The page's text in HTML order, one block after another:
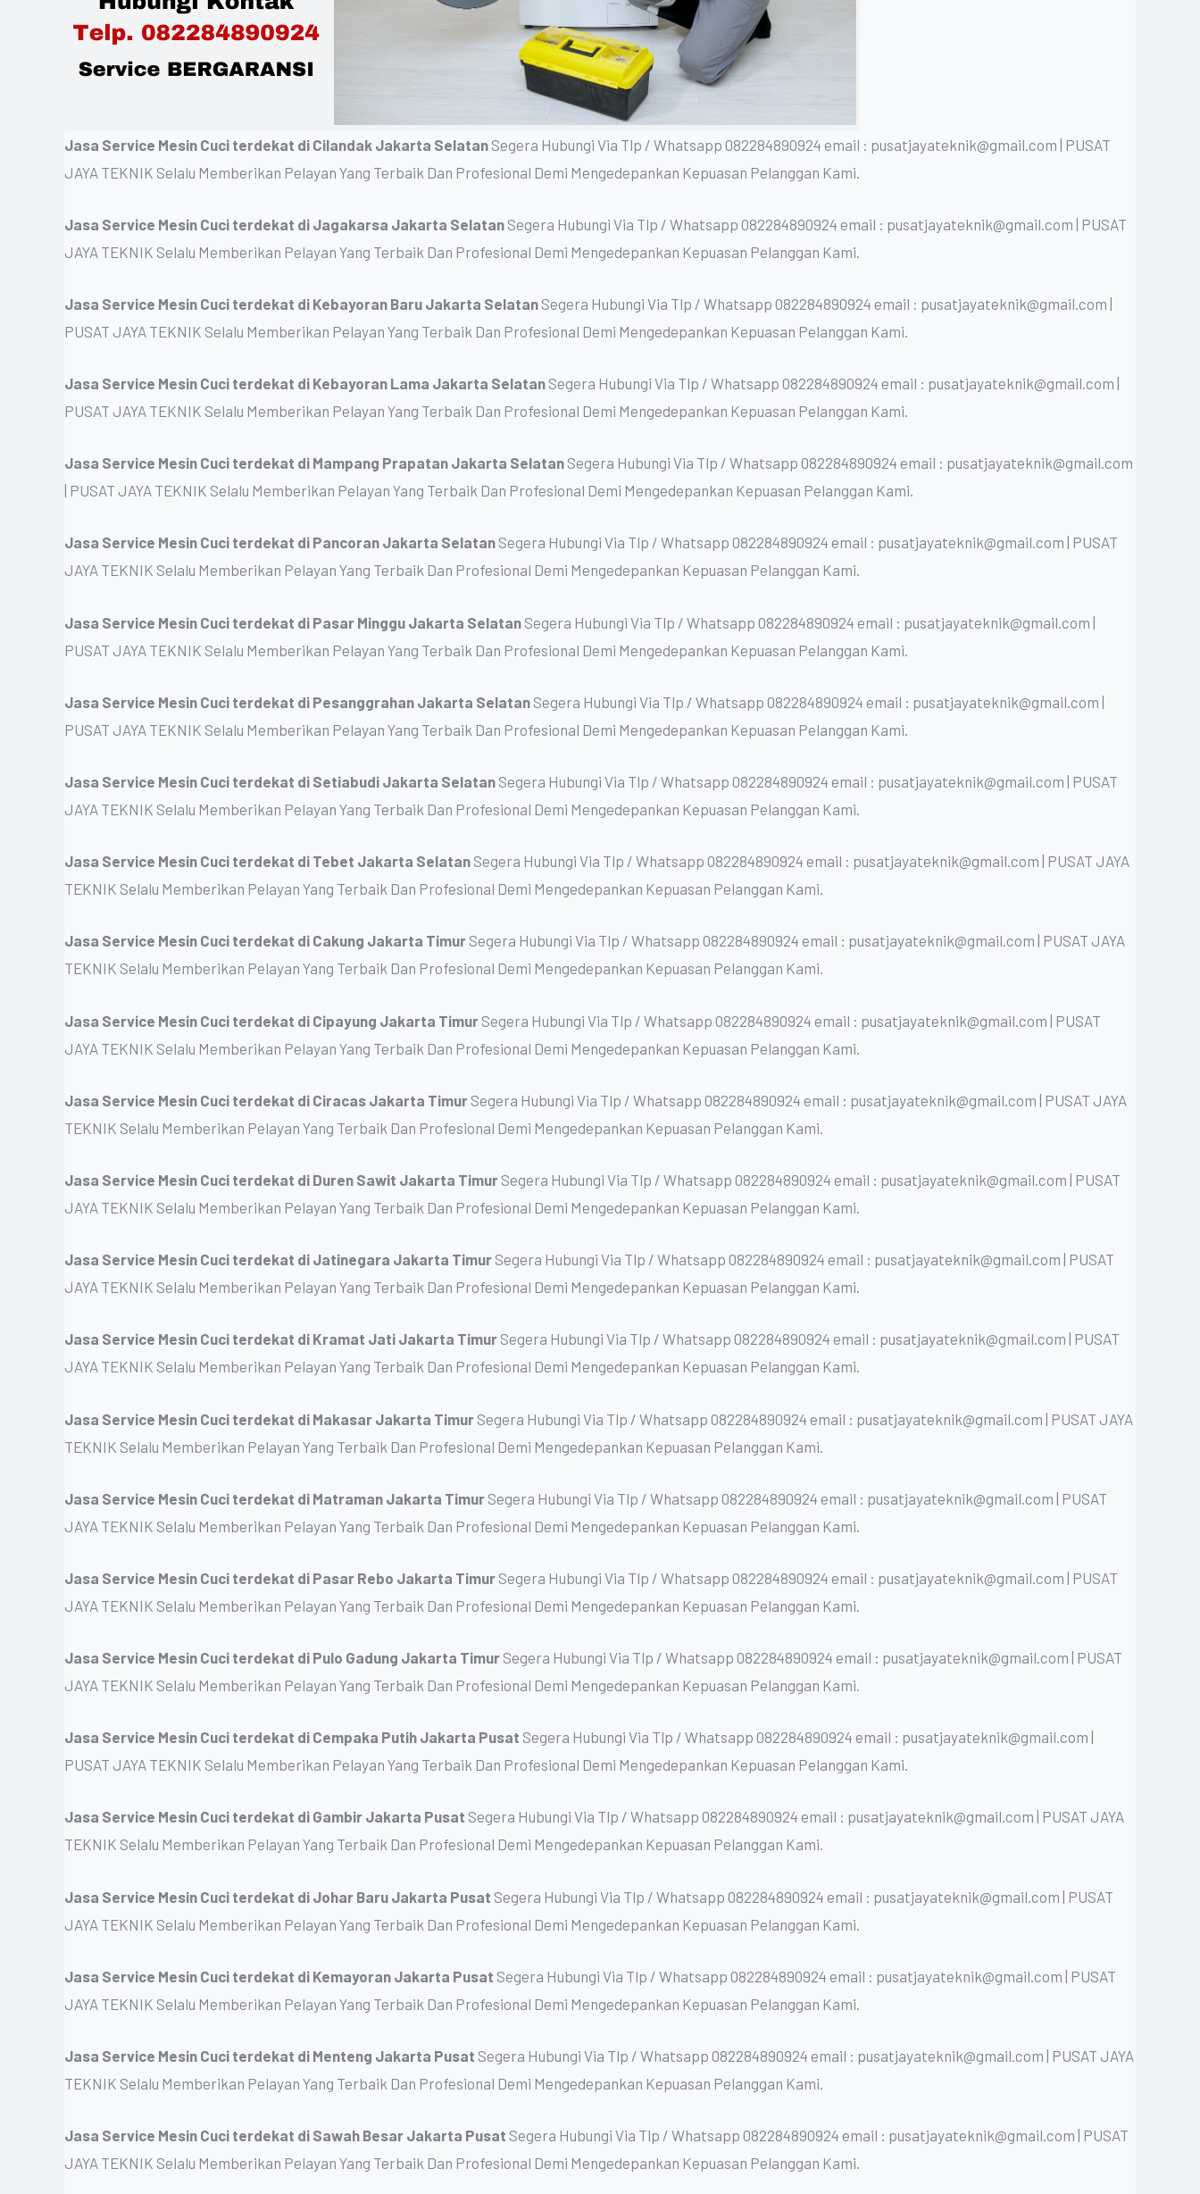
Jasa Service Mesin Cuci terdekat di Cilandak Jakarta Selatan Segera Hubungi Via Tlp / Whatsapp 082284890924 email : pusatjayateknik@gmail.com | PUSAT
JAYA TEKNIK Selalu Memberikan Pelayan Yang Terbaik Dan Profesional Demi Mengedepankan Kepuasan Pelanggan Kami.
Jasa Service Mesin Cuci terdekat di Jagakarsa Jakarta Selatan Segera Hubungi Via Tlp / Whatsapp 082284890924 email : pusatjayateknik@gmail.com | PUSAT
JAYA TEKNIK Selalu Memberikan Pelayan Yang Terbaik Dan Profesional Demi Mengedepankan Kepuasan Pelanggan Kami.
Jasa Service Mesin Cuci terdekat di Kebayoran Baru Jakarta Selatan Segera Hubungi Via Tlp / Whatsapp 082284890924 email : pusatjayateknik@gmail.com |
PUSAT JAYA TEKNIK Selalu Memberikan Pelayan Yang Terbaik Dan Profesional Demi Mengedepankan Kepuasan Pelanggan Kami.
Jasa Service Mesin Cuci terdekat di Kebayoran Lama Jakarta Selatan Segera Hubungi Via Tlp / Whatsapp 082284890924 email : pusatjayateknik@gmail.com |
PUSAT JAYA TEKNIK Selalu Memberikan Pelayan Yang Terbaik Dan Profesional Demi Mengedepankan Kepuasan Pelanggan Kami.
Jasa Service Mesin Cuci terdekat di Mampang Prapatan Jakarta Selatan Segera Hubungi Via Tlp / Whatsapp 082284890924 email : pusatjayateknik@gmail.com
| PUSAT JAYA TEKNIK Selalu Memberikan Pelayan Yang Terbaik Dan Profesional Demi Mengedepankan Kepuasan Pelanggan Kami.
Jasa Service Mesin Cuci terdekat di Pancoran Jakarta Selatan Segera Hubungi Via Tlp / Whatsapp 082284890924 email : pusatjayateknik@gmail.com | PUSAT
JAYA TEKNIK Selalu Memberikan Pelayan Yang Terbaik Dan Profesional Demi Mengedepankan Kepuasan Pelanggan Kami.
Jasa Service Mesin Cuci terdekat di Pasar Minggu Jakarta Selatan Segera Hubungi Via Tlp / Whatsapp 082284890924 email : pusatjayateknik@gmail.com |
PUSAT JAYA TEKNIK Selalu Memberikan Pelayan Yang Terbaik Dan Profesional Demi Mengedepankan Kepuasan Pelanggan Kami.
Jasa Service Mesin Cuci terdekat di Pesanggrahan Jakarta Selatan Segera Hubungi Via Tlp / Whatsapp 082284890924 email : pusatjayateknik@gmail.com |
PUSAT JAYA TEKNIK Selalu Memberikan Pelayan Yang Terbaik Dan Profesional Demi Mengedepankan Kepuasan Pelanggan Kami.
Jasa Service Mesin Cuci terdekat di Setiabudi Jakarta Selatan Segera Hubungi Via Tlp / Whatsapp 082284890924 email : pusatjayateknik@gmail.com | PUSAT
JAYA TEKNIK Selalu Memberikan Pelayan Yang Terbaik Dan Profesional Demi Mengedepankan Kepuasan Pelanggan Kami.
Jasa Service Mesin Cuci terdekat di Tebet Jakarta Selatan Segera Hubungi Via Tlp / Whatsapp 082284890924 email : pusatjayateknik@gmail.com | PUSAT JAYA
TEKNIK Selalu Memberikan Pelayan Yang Terbaik Dan Profesional Demi Mengedepankan Kepuasan Pelanggan Kami.
Jasa Service Mesin Cuci terdekat di Cakung Jakarta Timur Segera Hubungi Via Tlp / Whatsapp 082284890924 email : pusatjayateknik@gmail.com | PUSAT JAYA
TEKNIK Selalu Memberikan Pelayan Yang Terbaik Dan Profesional Demi Mengedepankan Kepuasan Pelanggan Kami.
Jasa Service Mesin Cuci terdekat di Cipayung Jakarta Timur Segera Hubungi Via Tlp / Whatsapp 082284890924 email : pusatjayateknik@gmail.com | PUSAT
JAYA TEKNIK Selalu Memberikan Pelayan Yang Terbaik Dan Profesional Demi Mengedepankan Kepuasan Pelanggan Kami.
Jasa Service Mesin Cuci terdekat di Ciracas Jakarta Timur Segera Hubungi Via Tlp / Whatsapp 082284890924 email : pusatjayateknik@gmail.com | PUSAT JAYA
TEKNIK Selalu Memberikan Pelayan Yang Terbaik Dan Profesional Demi Mengedepankan Kepuasan Pelanggan Kami.
Jasa Service Mesin Cuci terdekat di Duren Sawit Jakarta Timur Segera Hubungi Via Tlp / Whatsapp 082284890924 email : pusatjayateknik@gmail.com | PUSAT
JAYA TEKNIK Selalu Memberikan Pelayan Yang Terbaik Dan Profesional Demi Mengedepankan Kepuasan Pelanggan Kami.
Jasa Service Mesin Cuci terdekat di Jatinegara Jakarta Timur Segera Hubungi Via Tlp / Whatsapp 082284890924 email : pusatjayateknik@gmail.com | PUSAT
JAYA TEKNIK Selalu Memberikan Pelayan Yang Terbaik Dan Profesional Demi Mengedepankan Kepuasan Pelanggan Kami.
Jasa Service Mesin Cuci terdekat di Kramat Jati Jakarta Timur Segera Hubungi Via Tlp / Whatsapp 082284890924 email : pusatjayateknik@gmail.com | PUSAT
JAYA TEKNIK Selalu Memberikan Pelayan Yang Terbaik Dan Profesional Demi Mengedepankan Kepuasan Pelanggan Kami.
Jasa Service Mesin Cuci terdekat di Makasar Jakarta Timur Segera Hubungi Via Tlp / Whatsapp 082284890924 email : pusatjayateknik@gmail.com | PUSAT JAYA
TEKNIK Selalu Memberikan Pelayan Yang Terbaik Dan Profesional Demi Mengedepankan Kepuasan Pelanggan Kami.
Jasa Service Mesin Cuci terdekat di Matraman Jakarta Timur Segera Hubungi Via Tlp / Whatsapp 082284890924 email : pusatjayateknik@gmail.com | PUSAT
JAYA TEKNIK Selalu Memberikan Pelayan Yang Terbaik Dan Profesional Demi Mengedepankan Kepuasan Pelanggan Kami.
Jasa Service Mesin Cuci terdekat di Pasar Rebo Jakarta Timur Segera Hubungi Via Tlp / Whatsapp 082284890924 email : pusatjayateknik@gmail.com | PUSAT
JAYA TEKNIK Selalu Memberikan Pelayan Yang Terbaik Dan Profesional Demi Mengedepankan Kepuasan Pelanggan Kami.
Jasa Service Mesin Cuci terdekat di Pulo Gadung Jakarta Timur Segera Hubungi Via Tlp / Whatsapp 082284890924 email : pusatjayateknik@gmail.com | PUSAT
JAYA TEKNIK Selalu Memberikan Pelayan Yang Terbaik Dan Profesional Demi Mengedepankan Kepuasan Pelanggan Kami.
Jasa Service Mesin Cuci terdekat di Cempaka Putih Jakarta Pusat Segera Hubungi Via Tlp / Whatsapp 082284890924 email : pusatjayateknik@gmail.com |
PUSAT JAYA TEKNIK Selalu Memberikan Pelayan Yang Terbaik Dan Profesional Demi Mengedepankan Kepuasan Pelanggan Kami.
Jasa Service Mesin Cuci terdekat di Gambir Jakarta Pusat Segera Hubungi Via Tlp / Whatsapp 082284890924 email : pusatjayateknik@gmail.com | PUSAT JAYA
TEKNIK Selalu Memberikan Pelayan Yang Terbaik Dan Profesional Demi Mengedepankan Kepuasan Pelanggan Kami.
Jasa Service Mesin Cuci terdekat di Johar Baru Jakarta Pusat Segera Hubungi Via Tlp / Whatsapp 082284890924 email : pusatjayateknik@gmail.com | PUSAT
JAYA TEKNIK Selalu Memberikan Pelayan Yang Terbaik Dan Profesional Demi Mengedepankan Kepuasan Pelanggan Kami.
Jasa Service Mesin Cuci terdekat di Kemayoran Jakarta Pusat Segera Hubungi Via Tlp / Whatsapp 082284890924 email : pusatjayateknik@gmail.com | PUSAT
JAYA TEKNIK Selalu Memberikan Pelayan Yang Terbaik Dan Profesional Demi Mengedepankan Kepuasan Pelanggan Kami.
Jasa Service Mesin Cuci terdekat di Menteng Jakarta Pusat Segera Hubungi Via Tlp / Whatsapp 082284890924 email : pusatjayateknik@gmail.com | PUSAT JAYA
TEKNIK Selalu Memberikan Pelayan Yang Terbaik Dan Profesional Demi Mengedepankan Kepuasan Pelanggan Kami.
Jasa Service Mesin Cuci terdekat di Sawah Besar Jakarta Pusat Segera Hubungi Via Tlp / Whatsapp 082284890924 email : pusatjayateknik@gmail.com | PUSAT
JAYA TEKNIK Selalu Memberikan Pelayan Yang Terbaik Dan Profesional Demi Mengedepankan Kepuasan Pelanggan Kami.